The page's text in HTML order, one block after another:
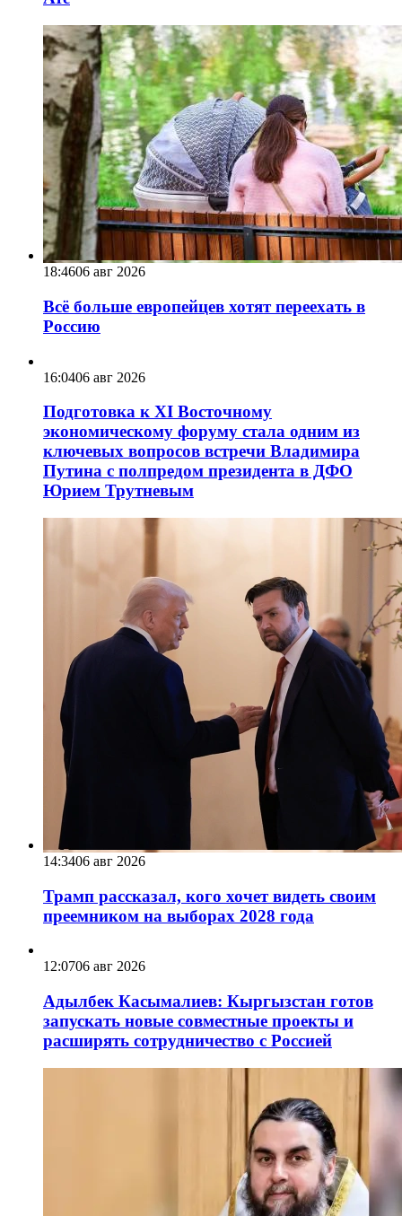
18:4606 авг 2026
Всё больше европейцев хотят переехать в
Россию
16:0406 авг 2026
Подготовка к XI Восточному
экономическому форуму стала одним из
ключевых вопросов встречи Владимира
Путина с полпредом президента в ДФО
Юрием Трутневым
14:3406 авг 2026
Трамп рассказал, кого хочет видеть своим
преемником на выборах 2028 года
12:0706 авг 2026
Адылбек Касымалиев: Кыргызстан готов
запускать новые совместные проекты и
расширять сотрудничество с Россией